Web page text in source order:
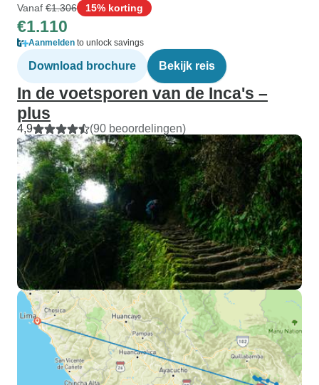
Vanaf €1.306 15% korting
€1.110
Aanmelden to unlock savings
Download brochure Bekijk reis
In de voetsporen van de Inca's –
plus
4,9 (90 beoordelingen)